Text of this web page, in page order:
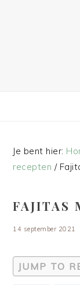
Je bent hier:
recepten /
FAJITAS
14 september 2021
JUMP TO